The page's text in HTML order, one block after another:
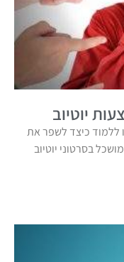
יוטיוב
ללמוד כיצד לשפר את
בסרטוני יוטיוב